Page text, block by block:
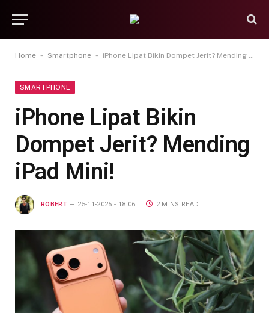
Home - Smartphone - iPhone Lipat Bikin Dompet Jerit? Mending iPad Mini!
SMARTPHONE
iPhone Lipat Bikin
Dompet Jerit? Mending
iPad Mini!
ROBERT 25-11-2025 - 18.06 2 MINS READ